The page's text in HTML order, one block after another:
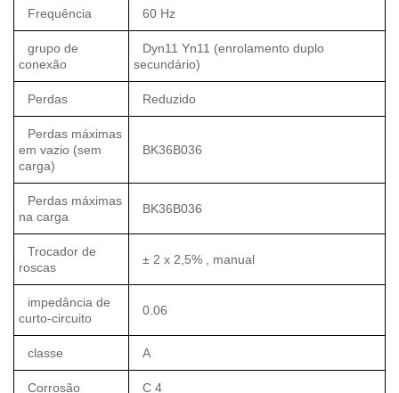
Frequência 60 Hz
grupo de
conexão
Dyn11 Yn11 (enrolamento duplo
secundário)
Perdas Reduzido
Perdas máximas
em vazio (sem
carga)
BK36B036
Perdas máximas
na carga
BK36B036
Trocador de
roscas
± 2 x 2,5% , manual
impedância de
curto-circuito
0.06
classe A
Corrosão C 4